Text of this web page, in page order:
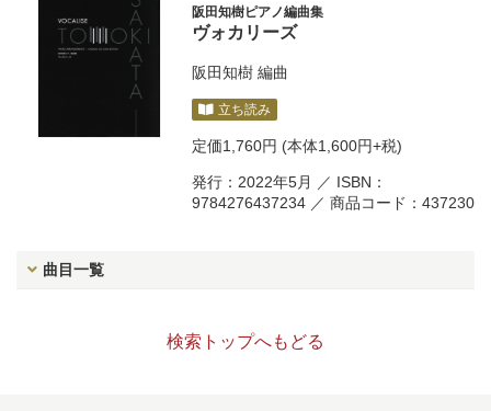
阪田知樹ピアノ編曲集
ヴォカリーズ
阪田知樹 編曲
立ち読み
定価1,760円 (本体1,600円+税)
発行：2022年5月 ／ ISBN：
9784276437234 ／ 商品コード：437230
曲目一覧
検索トップへもどる